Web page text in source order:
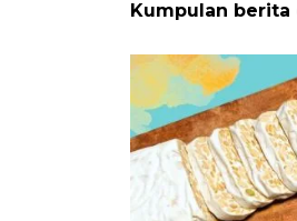
Kumpulan berita